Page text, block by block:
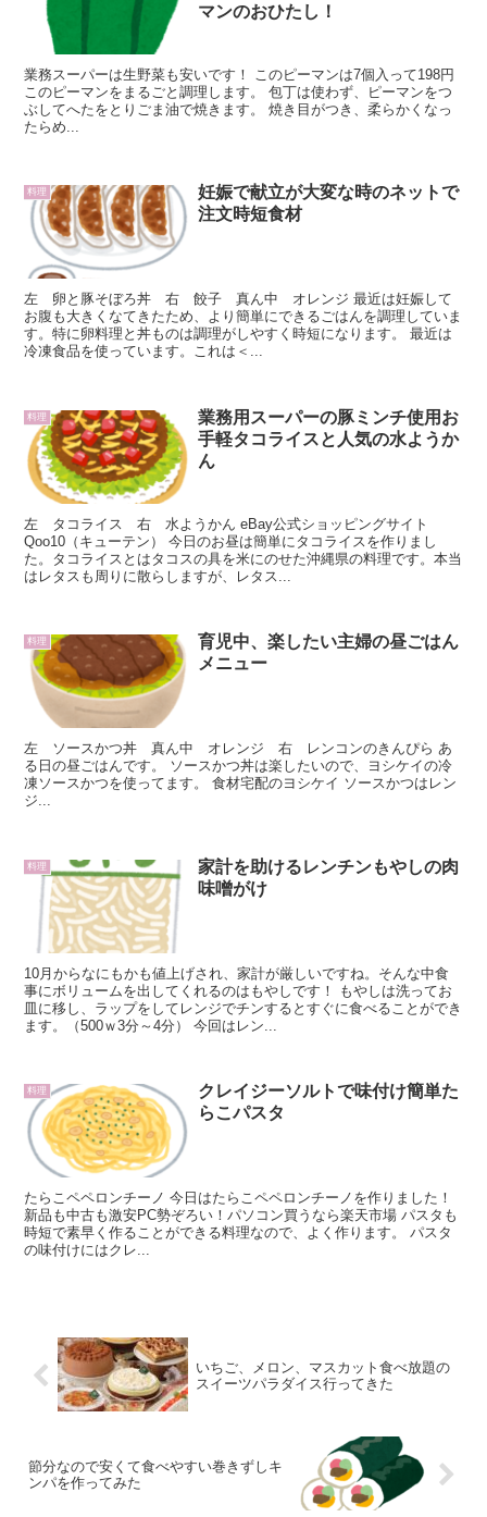
マンのおひたし！
業務スーパーは生野菜も安いです！ このピーマンは7個入って198円
このピーマンをまるごと調理します。 包丁は使わず、ピーマンをつ
ぶしてへたをとりごま油で焼きます。 焼き目がつき、柔らかくなっ
たらめ...
料理
妊娠で献立が大変な時のネットで
注文時短食材
左 卵と豚そぼろ丼 右 餃子 真ん中 オレンジ 最近は妊娠して
お腹も大きくなてきたため、より簡単にできるごはんを調理していま
す。特に卵料理と丼ものは調理がしやすく時短になります。 最近は
冷凍食品を使っています。これは＜...
料理
業務用スーパーの豚ミンチ使用お
手軽タコライスと人気の水ようか
ん
左 タコライス 右 水ようかん eBay公式ショッピングサイト
Qoo10（キューテン） 今日のお昼は簡単にタコライスを作りまし
た。タコライスとはタコスの具を米にのせた沖縄県の料理です。本当
はレタスも周りに散らしますが、レタス...
料理
育児中、楽したい主婦の昼ごはん
メニュー
左 ソースかつ丼 真ん中 オレンジ 右 レンコンのきんぴら あ
る日の昼ごはんです。 ソースかつ丼は楽したいので、ヨシケイの冷
凍ソースかつを使ってます。 食材宅配のヨシケイ ソースかつはレン
ジ...
料理
家計を助けるレンチンもやしの肉
味噌がけ
10月からなにもかも値上げされ、家計が厳しいですね。そんな中食
事にボリュームを出してくれるのはもやしです！ もやしは洗ってお
皿に移し、ラップをしてレンジでチンするとすぐに食べることができ
ます。（500ｗ3分～4分） 今回はレン...
料理
クレイジーソルトで味付け簡単た
らこパスタ
たらこペペロンチーノ 今日はたらこペペロンチーノを作りました！
新品も中古も激安PC勢ぞろい！パソコン買うなら楽天市場 パスタも
時短で素早く作ることができる料理なので、よく作ります。 パスタ
の味付けにはクレ...
いちご、メロン、マスカット食べ放題の
スイーツパラダイス行ってきた
節分なので安くて食べやすい巻きずしキ
ンパを作ってみた